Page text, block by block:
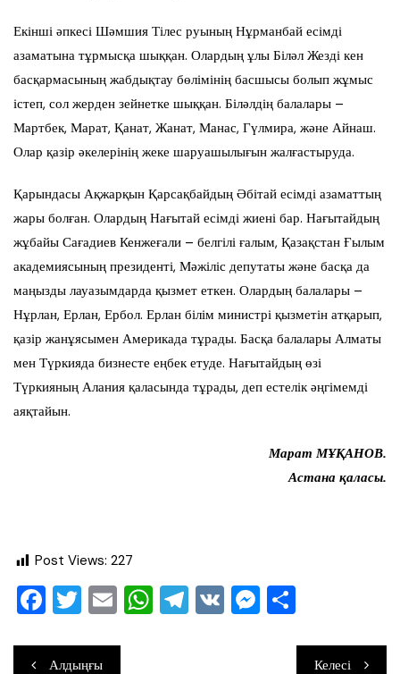
Екінші әпкесі Шәмшия Тілес руының Нұрманбай есімді
азаматына тұрмысқа шыққан. Олардың ұлы Біләл Жезді кен
басқармасының жабдықтау бөлімінің басшысы болып жұмыс
істеп, сол жерден зейнетке шыққан. Біләлдің балалары –
Мартбек, Марат, Қанат, Жанат, Манас, Гүлмира, және Айнаш.
Олар қазір әкелерінің жеке шаруашылығын жалғастыруда.
Қарындасы Ақжарқын Қарсақбайдың Әбітай есімді азаматтың
жары болған. Олардың Нағытай есімді жиені бар. Нағытайдың
жұбайы Сағадиев Кенжеғали – белгілі ғалым, Қазақстан Ғылым
академиясының президенті, Мәжіліс депутаты және басқа да
маңызды лауазымдарда қызмет еткен. Олардың балалары –
Нұрлан, Ерлан, Ербол. Ерлан білім министрі қызметін атқарып,
қазір жанұясымен Америкада тұрады. Басқа балалары Алматы
мен Түркияда бизнесте еңбек етуде. Нағытайдың өзі
Түркияның Алания қаласында тұрады, деп естелік әңгімемді
аяқтайын.
Марат МҰҚАНОВ.
Астана қаласы.
Post Views: 227
F
c
T
tt
E
ai
W T V M
ра
Навигация
Алдыңғы Келесі